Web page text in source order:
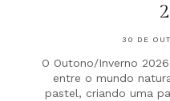
30 DE
O Outono/Inverno
entre o mundo
pastel, criando uma